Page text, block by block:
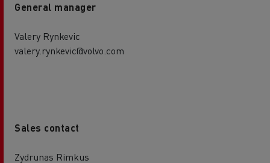
General manager
Valery Rynkevic
valery.rynkevic@volvo.com
Sales contact
Zydrunas Rimkus